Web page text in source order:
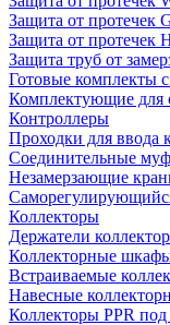
Защита от протечек
Защита от протечек
Защита труб от
Готовые комплекты
Комплектующие для
Контроллеры
Проходки для ввода
Соединительные
Незамерзающие
Коллекторы
Держатели
Коллекторные
Встраиваемые
Навесные
Коллекторы PPR под